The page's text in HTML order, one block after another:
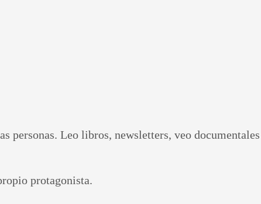
personas. Leo libros, newsletters, veo
protagonista.